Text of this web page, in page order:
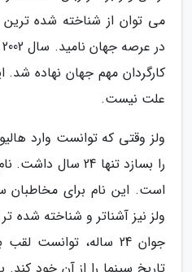
می توان از شناخته شده
کارگردان مهم جهان نهاده
علت نیست.
ولز وقتی که توانست وارد
را بسازد تنها 24
است. این نام برای مخاطبان
ولز نیز آشناتر و شناخته
جوان 24 ساله،